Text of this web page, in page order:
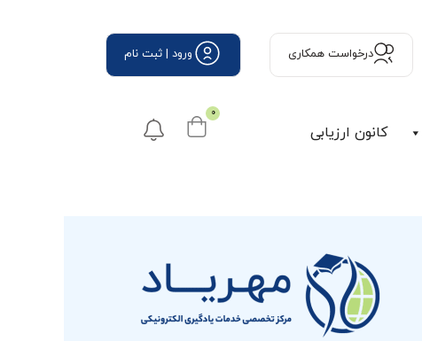
ورود | ثبت نام درخواست همكاری
کانون ارزیابی
0